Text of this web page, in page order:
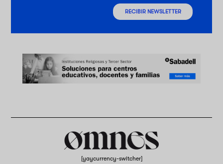
RECIBIR NEWSLETTER
[yaycurrency-switcher]